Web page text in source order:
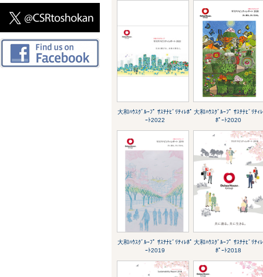
大和ﾊｳｽｸﾞﾙｰﾌﾟ ｻｽﾃﾅﾋﾞﾘﾃｨﾚﾎﾟ
ｰﾄ2022
大和ﾊｳｽｸﾞﾙｰﾌﾟ ｻｽﾃﾅﾋﾞﾘﾃｨﾚ
ﾎﾟｰﾄ2020
大和ﾊｳｽｸﾞﾙｰﾌﾟ ｻｽﾃﾅﾋﾞﾘﾃｨﾚﾎﾟ
ｰﾄ2019
大和ﾊｳｽｸﾞﾙｰﾌﾟ ｻｽﾃﾅﾋﾞﾘﾃｨﾚ
ﾎﾟｰﾄ2018